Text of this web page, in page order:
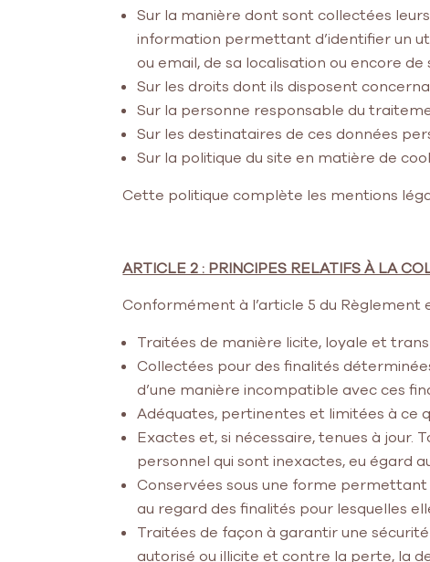
Sur la manière dont sont collectées
information permettant d’identifier un
ou email, de sa localisation ou encore
Sur les droits dont ils disposent
Sur la personne responsable du
Sur les destinataires de ces données
Sur la politique du site en matière de
Cette politique complète les mentions
ARTICLE 2 : PRINCIPES RELATIFS À LA
Conformément à l’article 5 du Règlement
Traitées de manière licite, loyale et
Collectées pour des finalités
d’une manière incompatible avec ces
Adéquates, pertinentes et limitées à ce
Exactes et, si nécessaire, tenues à
personnel qui sont inexactes, eu égard
Conservées sous une forme
au regard des finalités pour lesquelles
Traitées de façon à garantir une
autorisé ou illicite et contre la perte, la